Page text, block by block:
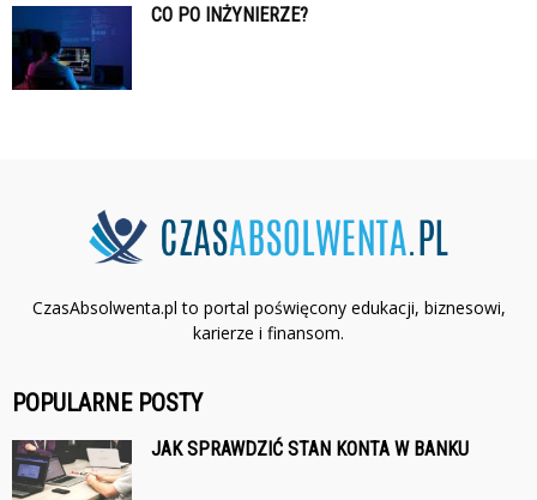
CO PO INŻYNIERZE?
CzasAbsolwenta.pl to portal poświęcony edukacji, biznesowi,
karierze i finansom.
POPULARNE POSTY
JAK SPRAWDZIĆ STAN KONTA W BANKU